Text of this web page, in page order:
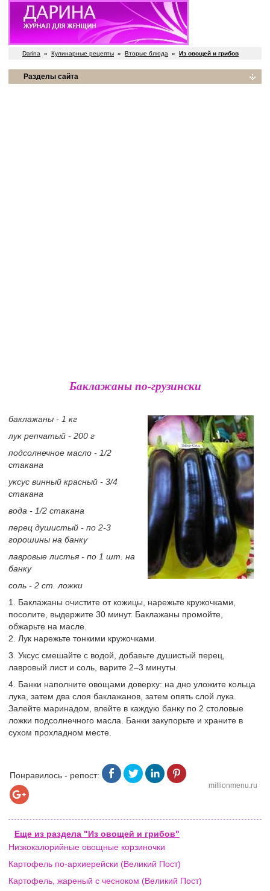
Darina » Кулинарные рецепты » Вторые блюда » Из овощей и грибов
Разделы сайта
Баклажаны по-грузински
баклажаны - 1 кг
лук репчатый - 200 г
подсолнечное масло - 1/2
стакана
уксус винный красный - 3/4
стакана
вода - 1/2 стакана
перец душистый - по 2-3
горошины на банку
лавровые листья - по 1 шт. на
банку
соль - 2 ст. ложки
1. Баклажаны очистите от кожицы, нарежьте кружочками,
посолите, выдержите 30 минут. Баклажаны промойте,
обжарьте на масле.
2. Лук нарежьте тонкими кружочками.
3. Уксус смешайте с водой, добавьте душистый перец,
лавровый лист и соль, варите 2–3 минуты.
4. Банки наполните овощами доверху: на дно уложите кольца
лука, затем два слоя баклажанов, затем опять слой лука.
Залейте маринадом, влейте в каждую банку по 2 столовые
ложки подсолнечного масла. Банки закупорьте и храните в
сухом прохладном месте.
Понравилось - репост:
millionmenu.ru
Еще из раздела "Из овощей и грибов"
Низкокалорийные овощные корзиночки
Картофель по-архиерейски (Великий Пост)
Картофель, жареный с чесноком (Великий Пост)